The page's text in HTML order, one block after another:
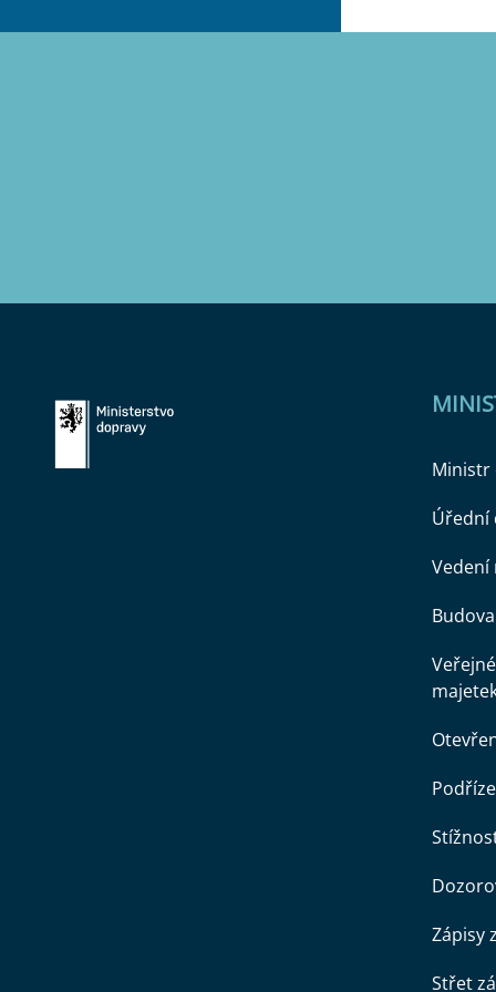
Ministr
Úřední
Zápisy
Střet